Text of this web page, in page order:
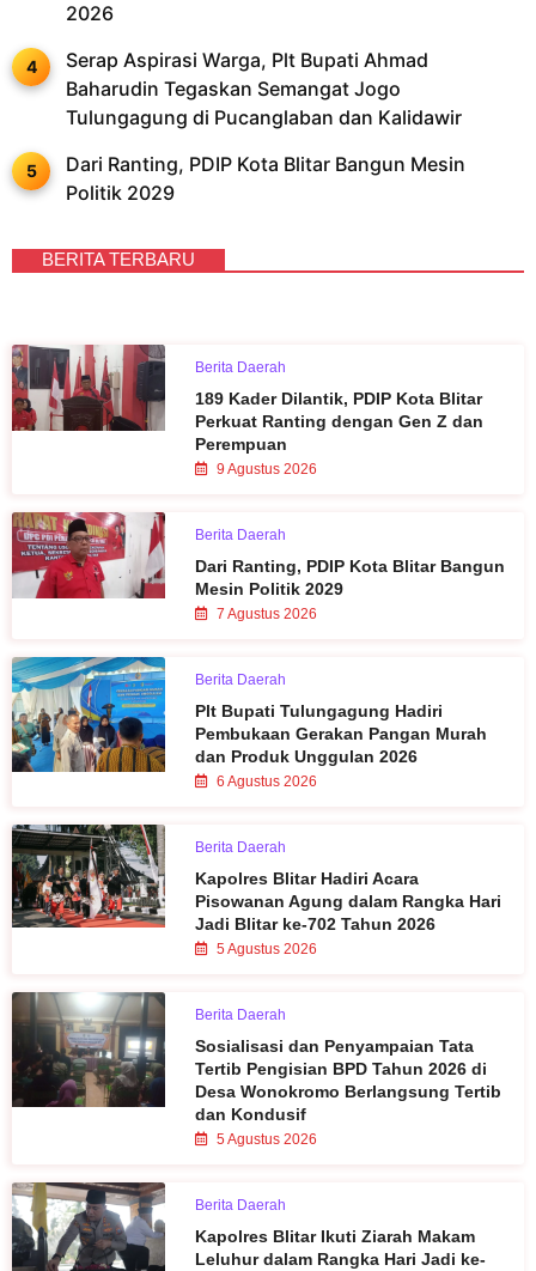
2026
Serap Aspirasi Warga, Plt Bupati Ahmad
Baharudin Tegaskan Semangat Jogo
Tulungagung di Pucanglaban dan Kalidawir
Dari Ranting, PDIP Kota Blitar Bangun Mesin
Politik 2029
BERITA TERBARU
Berita Daerah
189 Kader Dilantik, PDIP Kota Blitar
Perkuat Ranting dengan Gen Z dan
Perempuan
9 Agustus 2026
Berita Daerah
Dari Ranting, PDIP Kota Blitar Bangun
Mesin Politik 2029
7 Agustus 2026
Berita Daerah
Plt Bupati Tulungagung Hadiri
Pembukaan Gerakan Pangan Murah
dan Produk Unggulan 2026
6 Agustus 2026
Berita Daerah
Kapolres Blitar Hadiri Acara
Pisowanan Agung dalam Rangka Hari
Jadi Blitar ke-702 Tahun 2026
5 Agustus 2026
Berita Daerah
Sosialisasi dan Penyampaian Tata
Tertib Pengisian BPD Tahun 2026 di
Desa Wonokromo Berlangsung Tertib
dan Kondusif
5 Agustus 2026
Berita Daerah
Kapolres Blitar Ikuti Ziarah Makam
Leluhur dalam Rangka Hari Jadi ke-